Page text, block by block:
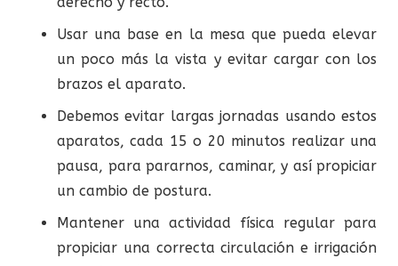
Usar una base en la mesa que pueda elevar
un poco más la vista y evitar cargar con los
brazos el aparato.
Debemos evitar largas jornadas usando estos
aparatos, cada 15 o 20 minutos realizar una
pausa, para pararnos, caminar, y así propiciar
un cambio de postura.
Mantener una actividad física regular para
propiciar una correcta circulación e irrigación